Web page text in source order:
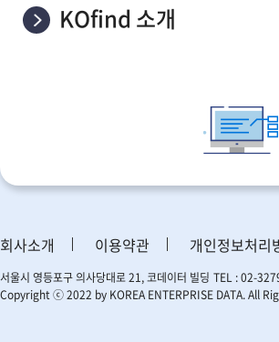
KOfind 소개
회사소개 이용약관 개인정보처리
서울시 영등포구 의사당대로 21, 코데이터 빌딩 TEL : 02-
Copyright ⓒ 2022 by KOREA ENTERPRISE DATA. All